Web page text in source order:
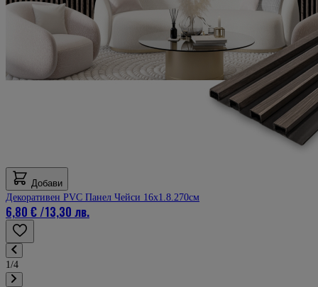
Добави
Декоративен PVC Панел Чейси 16х1.8.270см
6,80 €/13,30 лв.
1/4